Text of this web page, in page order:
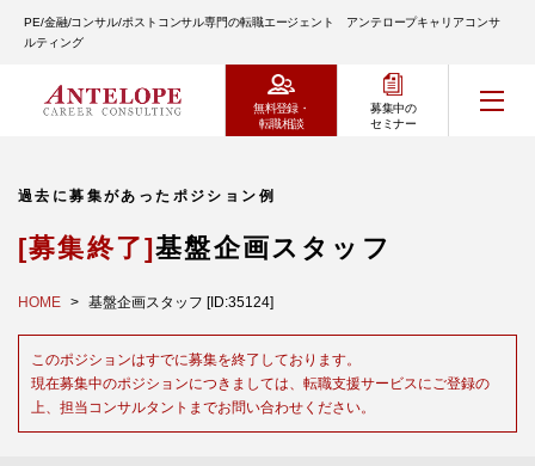
PE/金融/コンサル/ポストコンサル専門の転職エージェント アンテロープキャリアコンサ
ルティング
無料登録・
転職相談
募集中の
セミナー
過去に募集があったポジション例
[募集終了]基盤企画スタッフ
HOME 基盤企画スタッフ [ID:35124]
このポジションはすでに募集を終了しております。
現在募集中のポジションにつきましては、転職支援サービスにご登録の
上、担当コンサルタントまでお問い合わせください。